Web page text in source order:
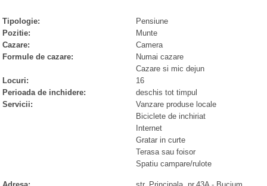
Tipologie:
Pensiune
Pozitie:
Munte
Cazare:
Camera
Formule de cazare:
Numai cazare
Cazare si mic dejun
Locuri:
16
Perioada de inchidere:
deschis tot timpul
Servicii:
Vanzare produse locale
Biciclete de inchiriat
Internet
Gratar in curte
Terasa sau foisor
Spatiu campare/rulote